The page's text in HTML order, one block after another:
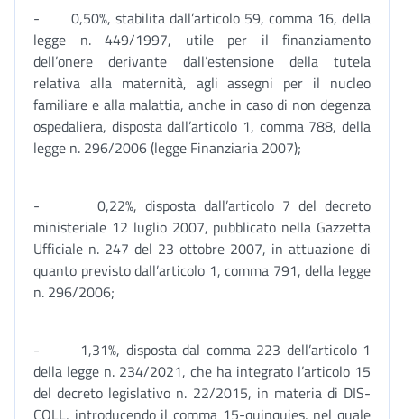
- 0,50%, stabilita dall’articolo 59, comma 16, della
legge n. 449/1997, utile per il finanziamento
dell’onere derivante dall’estensione della tutela
relativa alla maternità, agli assegni per il nucleo
familiare e alla malattia, anche in caso di non degenza
ospedaliera, disposta dall’articolo 1, comma 788, della
legge n. 296/2006 (legge Finanziaria 2007);
- 0,22%, disposta dall’articolo 7 del decreto
ministeriale 12 luglio 2007, pubblicato nella Gazzetta
Ufficiale n. 247 del 23 ottobre 2007, in attuazione di
quanto previsto dall’articolo 1, comma 791, della legge
n. 296/2006;
- 1,31%, disposta dal comma 223 dell’articolo 1
della legge n. 234/2021, che ha integrato l’articolo 15
del decreto legislativo n. 22/2015, in materia di DIS-
COLL, introducendo il comma 15-quinquies, nel quale